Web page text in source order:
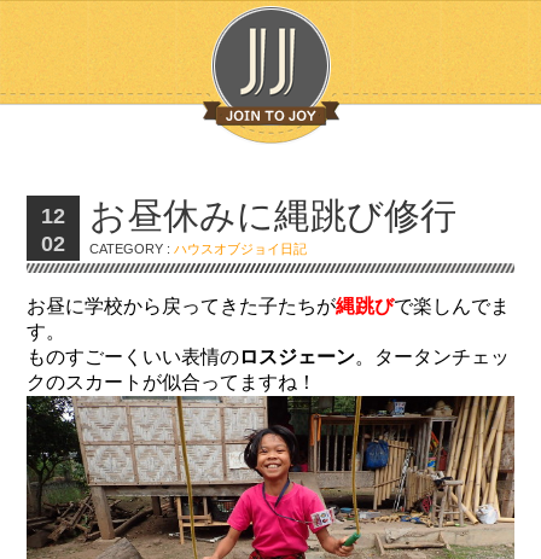
12
02
お昼休みに縄跳び修行
CATEGORY :ハウスオブジョイ日記
お昼に学校から戻ってきた子たちが縄跳びで楽しんでま
す。
ものすごーくいい表情のロスジェーン。タータンチェッ
クのスカートが似合ってますね！